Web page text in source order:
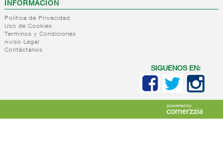
INFORMACIÓN
Política de Privacidad
Uso de Cookies
Terminos y Condiciones
Aviso Legal
Contáctanos
SIGUENOS EN: